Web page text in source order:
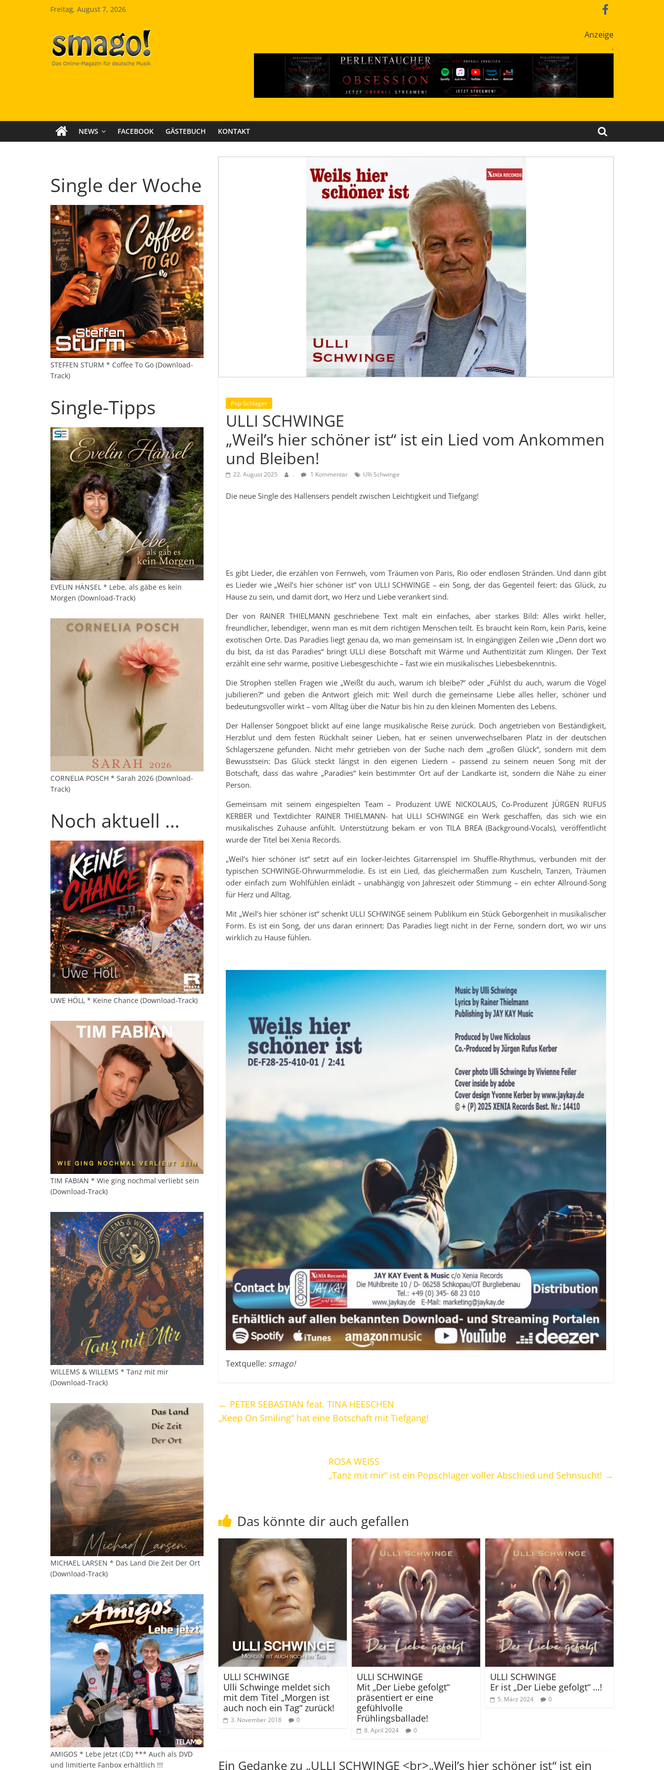
Freitag, August 7, 2026
Smago
SchlagerMAGazinOnline
Anzeige
.
NEWS FACEBOOK GÄSTEBUCH KONTAKT
Pop-Schlager
ULLI SCHWINGE
„Weil’s hier schöner ist“ ist ein Lied vom Ankommen
und Bleiben!
22. August 2025 . 1 Kommentar Ulli Schwinge
Die neue Single des Hallensers pendelt zwischen Leichtigkeit und Tiefgang!
Es gibt Lieder, die erzählen von Fernweh, vom Träumen von Paris, Rio oder endlosen Stränden. Und dann gibt
es Lieder wie „Weil’s hier schöner ist“ von ULLI SCHWINGE – ein Song, der das Gegenteil feiert: das Glück, zu
Hause zu sein, und damit dort, wo Herz und Liebe verankert sind.
Der von RAINER THIELMANN geschriebene Text malt ein einfaches, aber starkes Bild: Alles wirkt heller,
freundlicher, lebendiger, wenn man es mit dem richtigen Menschen teilt. Es braucht kein Rom, kein Paris, keine
exotischen Orte. Das Paradies liegt genau da, wo man gemeinsam ist. In eingängigen Zeilen wie „Denn dort wo
du bist, da ist das Paradies“ bringt ULLI diese Botschaft mit Wärme und Authentizität zum Klingen. Der Text
erzählt eine sehr warme, positive Liebesgeschichte – fast wie ein musikalisches Liebesbekenntnis.
Die Strophen stellen Fragen wie „Weißt du auch, warum ich bleibe?“ oder „Fühlst du auch, warum die Vögel
jubilieren?“ und geben die Antwort gleich mit: Weil durch die gemeinsame Liebe alles heller, schöner und
bedeutungsvoller wirkt – vom Alltag über die Natur bis hin zu den kleinen Momenten des Lebens.
Der Hallenser Songpoet blickt auf eine lange musikalische Reise zurück. Doch angetrieben von Beständigkeit,
Herzblut und dem festen Rückhalt seiner Lieben, hat er seinen unverwechselbaren Platz in der deutschen
Schlagerszene gefunden. Nicht mehr getrieben von der Suche nach dem „großen Glück“, sondern mit dem
Bewusstsein: Das Glück steckt längst in den eigenen Liedern – passend zu seinem neuen Song mit der
Botschaft, dass das wahre „Paradies“ kein bestimmter Ort auf der Landkarte ist, sondern die Nähe zu einer
Person.
Gemeinsam mit seinem eingespielten Team – Produzent UWE NICKOLAUS, Co-Produzent JÜRGEN RUFUS
KERBER und Textdichter RAINER THIELMANN- hat ULLI SCHWINGE ein Werk geschaffen, das sich wie ein
musikalisches Zuhause anfühlt. Unterstützung bekam er von TILA BREA (Background-Vocals), veröffentlicht
wurde der Titel bei Xenia Records.
„Weil’s hier schöner ist“ setzt auf ein locker-leichtes Gitarrenspiel im Shuffle-Rhythmus, verbunden mit der
typischen SCHWINGE-Ohrwurmmelodie. Es ist ein Lied, das gleichermaßen zum Kuscheln, Tanzen, Träumen
oder einfach zum Wohlfühlen einlädt – unabhängig von Jahreszeit oder Stimmung – ein echter Allround-Song
für Herz und Alltag.
Mit „Weil’s hier schöner ist“ schenkt ULLI SCHWINGE seinem Publikum ein Stück Geborgenheit in musikalischer
Form. Es ist ein Song, der uns daran erinnert: Das Paradies liegt nicht in der Ferne, sondern dort, wo wir uns
wirklich zu Hause fühlen.
Textquelle: smago!
← PETER SEBASTIAN feat. TINA HEESCHEN
„Keep On Smiling“ hat eine Botschaft mit Tiefgang!
ROSA WEISS
„Tanz mit mir“ ist ein Popschlager voller Abschied und Sehnsucht! →
Das könnte dir auch gefallen
ULLI SCHWINGE
Ulli Schwinge meldet sich
mit dem Titel „Morgen ist
auch noch ein Tag“ zurück!
3. November 2018 0
ULLI SCHWINGE
Mit „Der Liebe gefolgt“
präsentiert er eine
gefühlvolle
Frühlingsballade!
8. April 2024 0
ULLI SCHWINGE
Er ist „Der Liebe gefolgt“ …!
5. März 2024 0
Ein Gedanke zu „ULLI SCHWINGE <br>„Weil’s hier schöner ist“ ist ein
Single der Woche
STEFFEN STURM * Coffee To Go (Download-
Track)
Single-Tipps
EVELIN HÄNSEL * Lebe, als gäbe es kein
Morgen (Download-Track)
CORNELIA POSCH * Sarah 2026 (Download-
Track)
Noch aktuell …
UWE HÖLL * Keine Chance (Download-Track)
TIM FABIAN * Wie ging nochmal verliebt sein
(Download-Track)
WILLEMS & WILLEMS * Tanz mit mir
(Download-Track)
MICHAEL LARSEN * Das Land Die Zeit Der Ort
(Download-Track)
AMIGOS * Lebe jetzt (CD) *** Auch als DVD
und limitierte Fanbox erhältlich !!!